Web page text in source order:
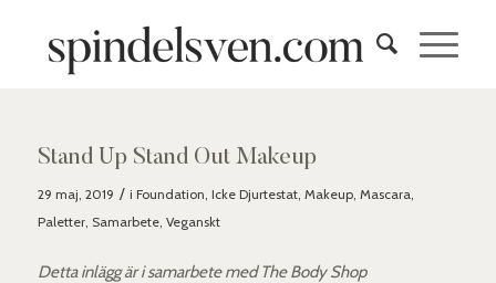
Stand Up Stand Out Makeup
29 maj, 2019 / i Foundation, Icke Djurtestat, Makeup, Mascara,
Paletter, Samarbete, Veganskt
Detta inlägg är i samarbete med The Body Shop